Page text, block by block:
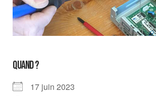
QUAND ?
17 juin 2023